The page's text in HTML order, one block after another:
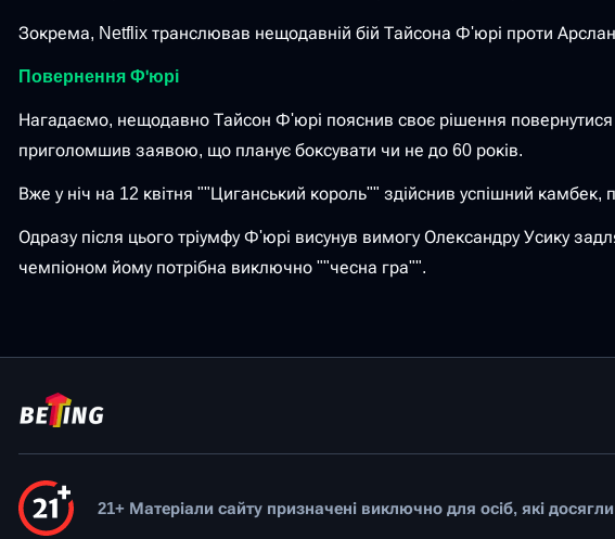
Зокрема, Netflix транслював нещодавній бій Тайсона Ф'юрі проти
Повернення Ф'юрі
Нагадаємо, нещодавно Тайсон Ф'юрі пояснив своє рішення
приголомшив заявою, що планує боксувати чи не до 60 років.
Вже у ніч на 12 квітня ""Циганський король"" здійснив успішний
Одразу після цього тріумфу Ф'юрі висунув вимогу Олександру Усику
чемпіоном йому потрібна виключно ""чесна гра"".
21+ Матеріали сайту призначені виключно для осіб, які досягли